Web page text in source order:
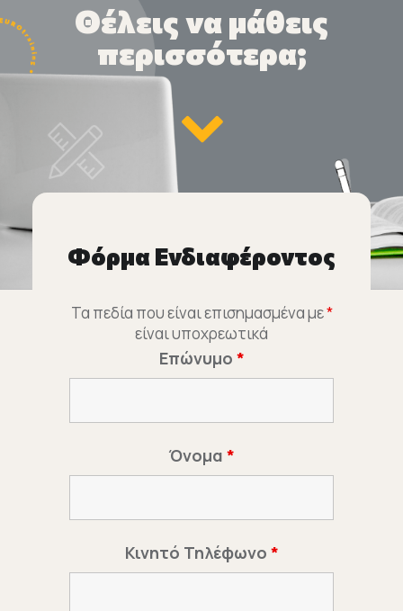
Θέλεις να μάθεις
περισσότερα;
Φόρμα Ενδιαφέροντος
Τα πεδία που είναι επισημασμένα με*
είναι υποχρεωτικά
Επώνυμο *
Όνομα *
Κινητό Τηλέφωνο *